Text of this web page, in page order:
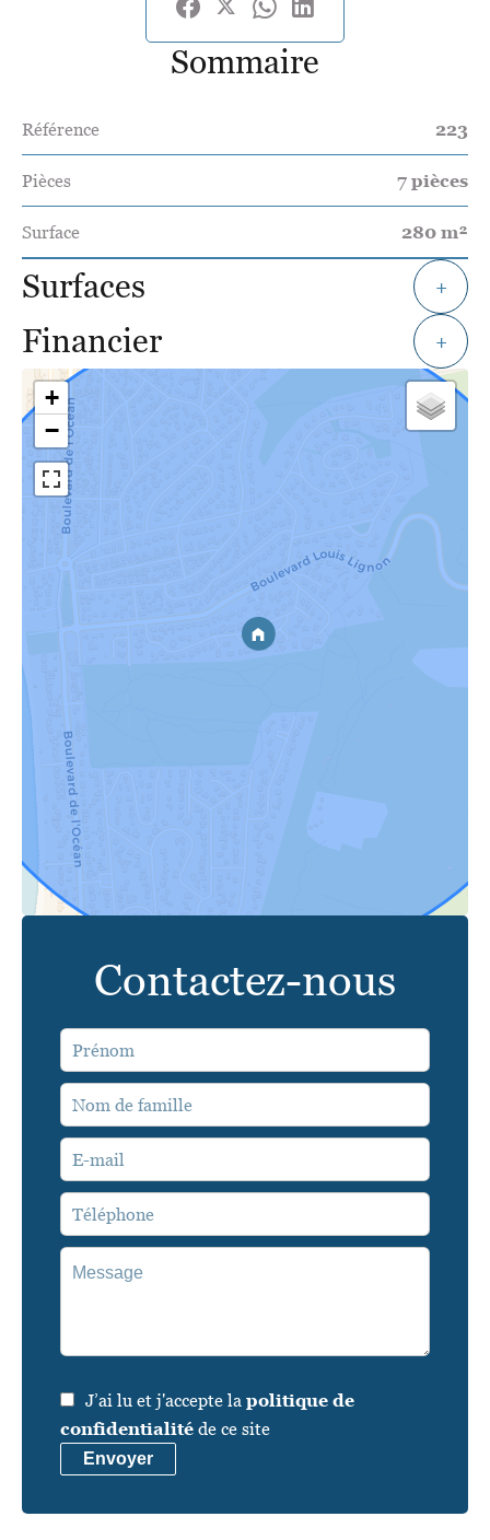
Sommaire
Référence 223
Pièces 7 pièces
Surface 280 m²
Surfaces +
Financier +
+
−
Contactez-nous
J’ai lu et j'accepte la politique de
confidentialité de ce site
Envoyer